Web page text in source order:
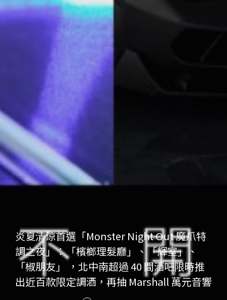
炎夏清涼首選「Monster Night Out 魔爪特
調之夜」：「檳榔理髮廳」、「輝室」、
「椒朋友」 ，北中南超過 40 間酒吧限時推
出近百款限定調酒，再抽 Marshall 萬元音響